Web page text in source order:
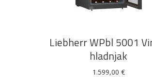
Liebherr WPbl 5001
hladnjak
1.599,00 €